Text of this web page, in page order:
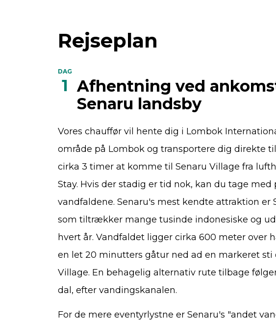
Rejseplan
DAG
1 Afhentning ved
Senaru landsby
Vores chauffør vil hente dig i Lombok
område på Lombok og transportere dig direkte
cirka 3 timer at komme til Senaru Village fra
Stay. Hvis der stadig er tid nok, kan du tage med
vandfaldene. Senaru's mest kendte attraktion er
som tiltrækker mange tusinde indonesiske og
hvert år. Vandfaldet ligger cirka 600 meter over
en let 20 minutters gåtur ned ad en markeret sti
Village. En behagelig alternativ rute tilbage
dal, efter vandingskanalen.
For de mere eventyrlystne er Senaru's "andet